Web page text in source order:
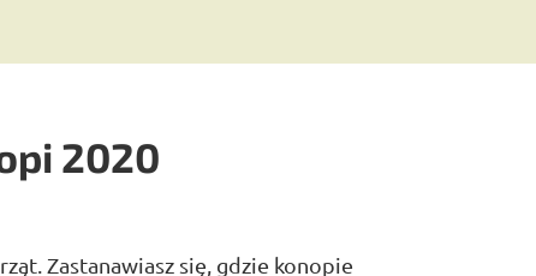
2020
Zastanawiasz się, gdzie konopie